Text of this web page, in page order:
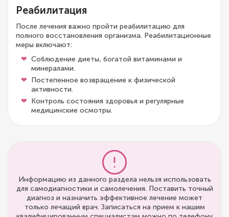
Реабилитация
После лечения важно пройти реабилитацию для
полного восстановления организма. Реабилитационные
меры включают:
Соблюдение диеты, богатой витаминами и
минералами.
Постепенное возвращение к физической
активности.
Контроль состояния здоровья и регулярные
медицинские осмотры.
Информацию из данного раздела нельзя использовать
для самодиагностики и самолечения. Поставить точный
диагноз и назначить эффективное лечение может
только лечащий врач. Записаться на прием к нашим